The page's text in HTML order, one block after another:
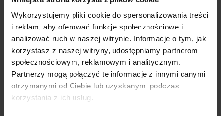
Wykorzystujemy pliki cookie do spersonalizowania treści
i reklam, aby oferować funkcje społecznościowe i
analizować ruch w naszej witrynie. Informacje o tym, jak
korzystasz z naszej witryny, udostępniamy partnerom
społecznościowym, reklamowym i analitycznym.
Partnerzy mogą połączyć te informacje z innymi danymi
otrzymanymi od Ciebie lub uzyskanymi podczas
korzystania z ich usług.
odblokowane. Z kolei wyciąg z soczewicy i aceroli poza
głębokim oczyszczaniem dodatkowo rozjaśnia skórę,
zapewniając jej promienny wygląd. Jeśli chcesz
osiągnąć jak najlepszy efekt, stosuj żel systematycznie
rano i wieczorem każdego dnia.